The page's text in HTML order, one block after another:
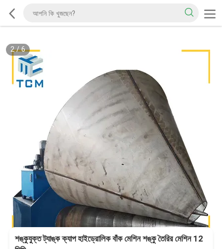
2/6
শঙ্কুযুক্ত ট্যাঙ্ক ক্যাপ হাইড্রোলিক বাঁক মেশিন শঙ্কু তৈরির মেশিন 12